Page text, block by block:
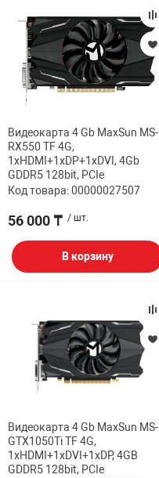
Видеокарта 4 Gb MaxSun MS-
RX550 TF 4G,
1хHDMI+1xDP+1xDVI, 4Gb
GDDR5 128bit, PCIe
Код товара: 00000027507
56 000 ₸ / шт.
В корзину
Видеокарта 4 Gb MaxSun MS-
GTX1050Ti TF 4G,
1хHDMI+1xDVI+1xDP, 4GB
GDDR5 128bit, PCIe